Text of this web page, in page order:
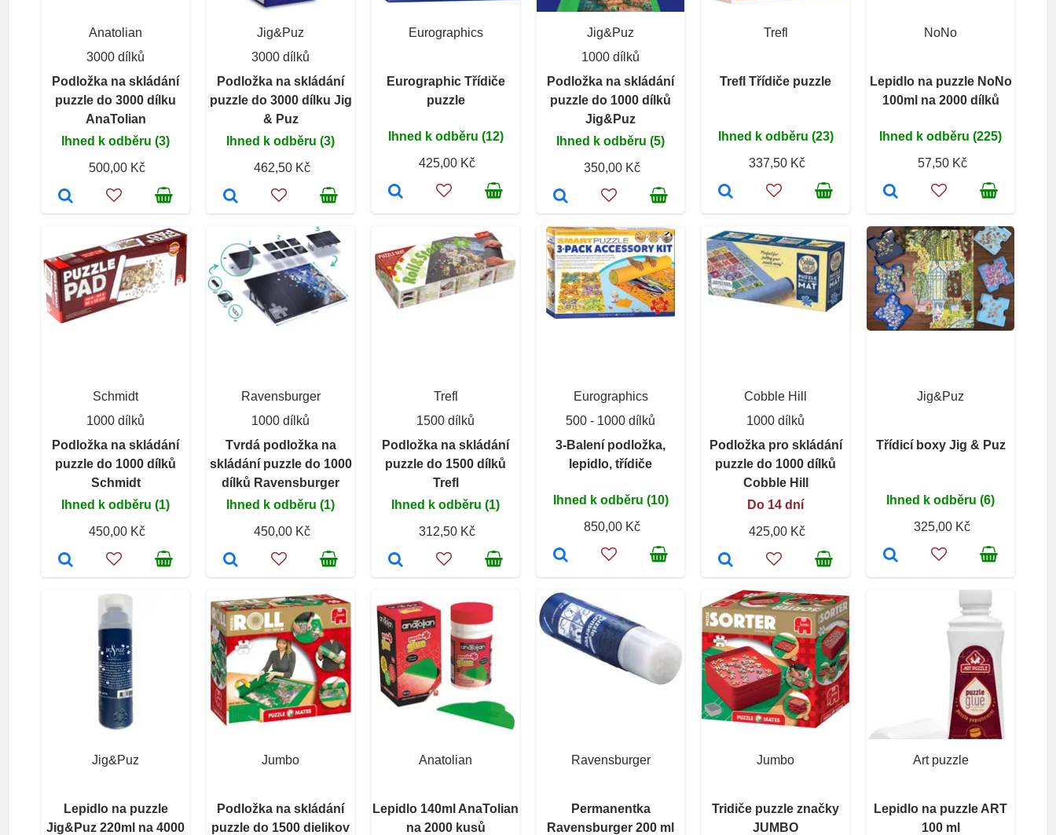
Anatolian
3000 dílků
Podložka na skládání
puzzle do 3000 dílku
AnaTolian
Ihned k odběru (3)
500,00 Kč
Jig&Puz
3000 dílků
Podložka na skládání
puzzle do 3000 dílku Jig
& Puz
Ihned k odběru (3)
462,50 Kč
Eurographics
Eurographic Třídiče
puzzle
Ihned k odběru (12)
425,00 Kč
Jig&Puz
1000 dílků
Podložka na skládání
puzzle do 1000 dílků
Jig&Puz
Ihned k odběru (5)
350,00 Kč
Trefl
Trefl Třídiče puzzle
Ihned k odběru (23)
337,50 Kč
NoNo
Lepidlo na puzzle NoNo
100ml na 2000 dílků
Ihned k odběru (225)
57,50 Kč
Schmidt
1000 dílků
Podložka na skládání
puzzle do 1000 dílků
Schmidt
Ihned k odběru (1)
450,00 Kč
Ravensburger
1000 dílků
Tvrdá podložka na
skládání puzzle do 1000
dílků Ravensburger
Ihned k odběru (1)
450,00 Kč
Trefl
1500 dílků
Podložka na skládání
puzzle do 1500 dílků
Trefl
Ihned k odběru (1)
312,50 Kč
Eurographics
500 - 1000 dílků
3-Balení podložka,
lepidlo, třídiče
Ihned k odběru (10)
850,00 Kč
Cobble Hill
1000 dílků
Podložka pro skládání
puzzle do 1000 dílků
Cobble Hill
Do 14 dní
425,00 Kč
Jig&Puz
Třídicí boxy Jig & Puz
Ihned k odběru (6)
325,00 Kč
Jig&Puz
Lepidlo na puzzle
Jig&Puz 220ml na 4000
Jumbo
Podložka na skládání
puzzle do 1500 dielikov
Anatolian
Lepidlo 140ml AnaTolian
na 2000 kusů
Ravensburger
Permanentka
Ravensburger 200 ml
Jumbo
Tridiče puzzle značky
JUMBO
Art puzzle
Lepidlo na puzzle ART
100 ml